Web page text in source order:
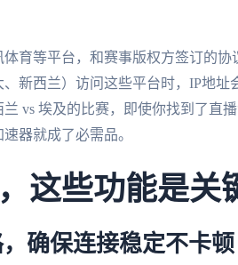
育等平台，和赛事版权方签订的
新西兰）访问这些平台时，IP地址
vs 埃及的比赛，即使你找到了直
器就成了必需品。
这些功能是关
确保连接稳定不卡顿